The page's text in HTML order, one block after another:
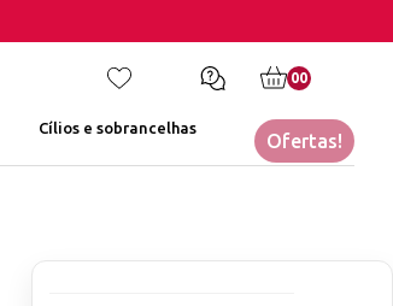
00
Cílios e sobrancelhas
Ofertas!